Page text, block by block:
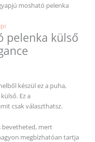
mosható pelenka
pelenka külső
készül ez a puha,
Ez a
csak választhatsz.
bevetheted, mert
megbízhatóan tartja